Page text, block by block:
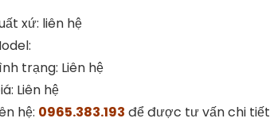
xứ: liên hệ
trạng: Liên hệ
Liên hệ
hệ: 0965.383.193 để được tư vấn chi tiết